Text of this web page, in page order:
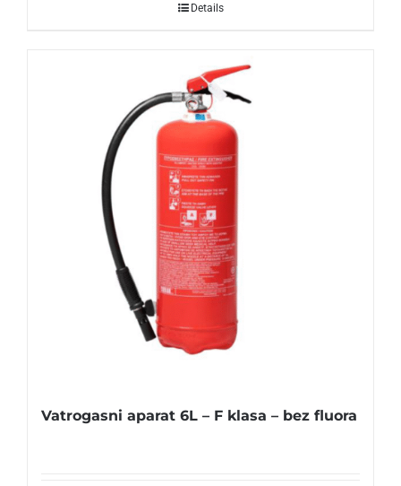
Details
Vatrogasni aparat 6L – F klasa – bez fluora